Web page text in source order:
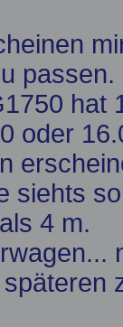
hat
oder
siehts
4 m.